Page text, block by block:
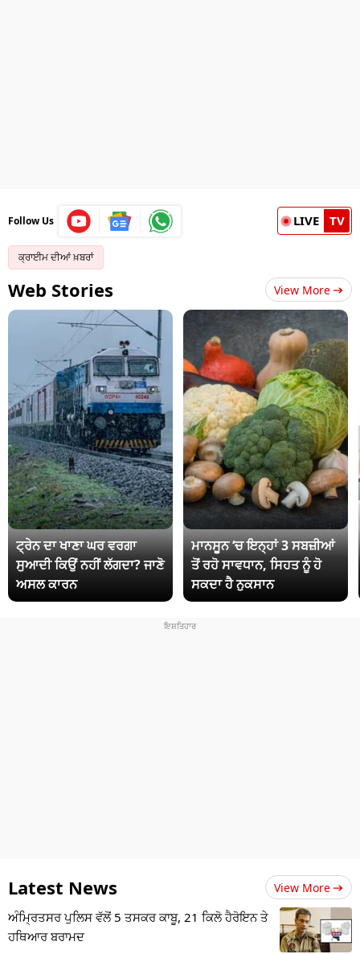
Follow Us LIVE TV
ਕ੍ਰਾਈਮ ਦੀਆਂ ਖ਼ਬਰਾਂ
Web Stories View More
ਟ੍ਰੇਨ ਦਾ ਖਾਣਾ ਘਰ ਵਰਗਾ
ਸੁਆਦੀ ਕਿਉਂ ਨਹੀਂ ਲੱਗਦਾ? ਜਾਣੋ
ਅਸਲ ਕਾਰਨ
ਮਾਨਸੂਨ ‘ਚ ਇਨ੍ਹਾਂ 3 ਸਬਜ਼ੀਆਂ
ਤੋਂ ਰਹੋ ਸਾਵਧਾਨ, ਸਿਹਤ ਨੂੰ ਹੋ
ਸਕਦਾ ਹੈ ਨੁਕਸਾਨ
Latest News View More
ਅੰਮ੍ਰਿਤਸਰ ਪੁਲਿਸ ਵੱਲੋਂ 5 ਤਸਕਰ ਕਾਬੂ, 21 ਕਿਲੋ ਹੈਰੋਇਨ ਤੇ
ਹਥਿਆਰ ਬਰਾਮਦ